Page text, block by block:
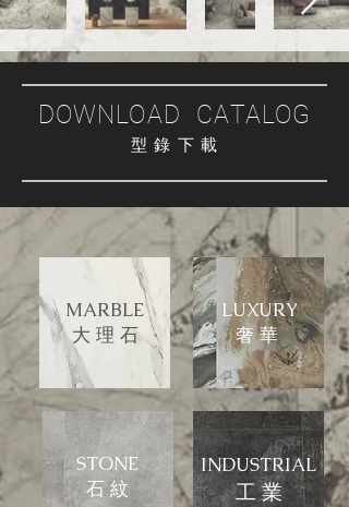
DOWNLOAD CATALOG
型 錄 下 載
MARBLE
大 理 石
LUXURY
​奢 華
STONE
石 紋
INDUSTRIAL
​工 業